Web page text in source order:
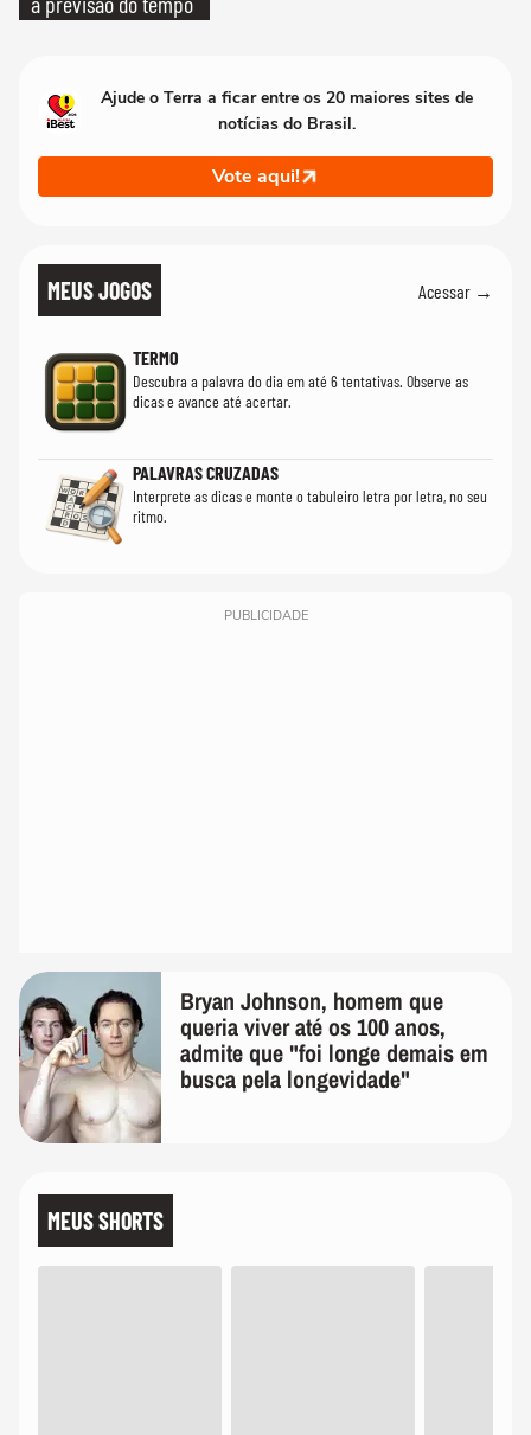
Ajude o Terra a ficar entre os 20 maiores sites de
notícias do Brasil.
Vote aqui!
MEUS JOGOS Acessar →
TERMO
Descubra a palavra do dia em até 6 tentativas. Observe as
dicas e avance até acertar.
PALAVRAS CRUZADAS
Interprete as dicas e monte o tabuleiro letra por letra, no seu
ritmo.
PUBLICIDADE
Bryan Johnson, homem que
queria viver até os 100 anos,
admite que "foi longe demais em
busca pela longevidade"
MEUS SHORTS